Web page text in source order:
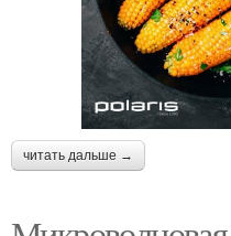
читать дальше →